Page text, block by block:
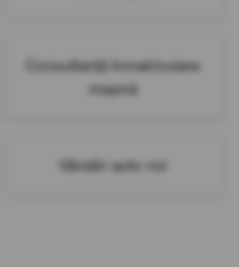
Consultanță înmatriculare
mașină
Vânzări auto noi